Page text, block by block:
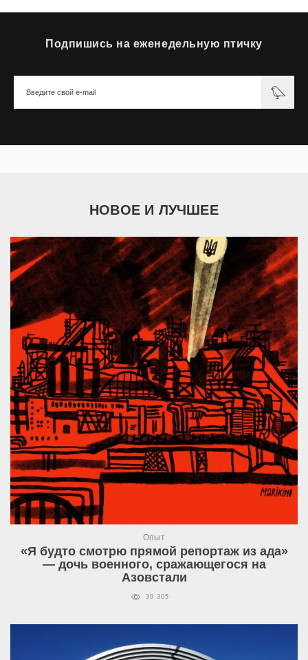
Подпишись на еженедельную птичку
НОВОЕ И ЛУЧШЕЕ
Опыт
«Я будто смотрю прямой репортаж из ада»
— дочь военного, сражающегося на
Азовстали
39 305